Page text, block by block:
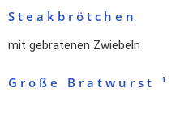
Steakbrötchen
mit gebratenen Zwiebeln
Große Bratwurst ¹